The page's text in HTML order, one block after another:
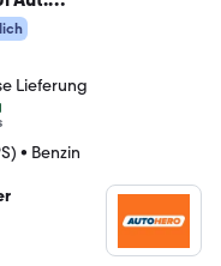
Lieferung
• Benzin